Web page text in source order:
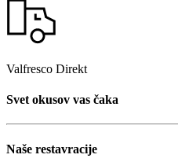
Valfresco Direkt
Svet okusov vas čaka
Naše restavracije